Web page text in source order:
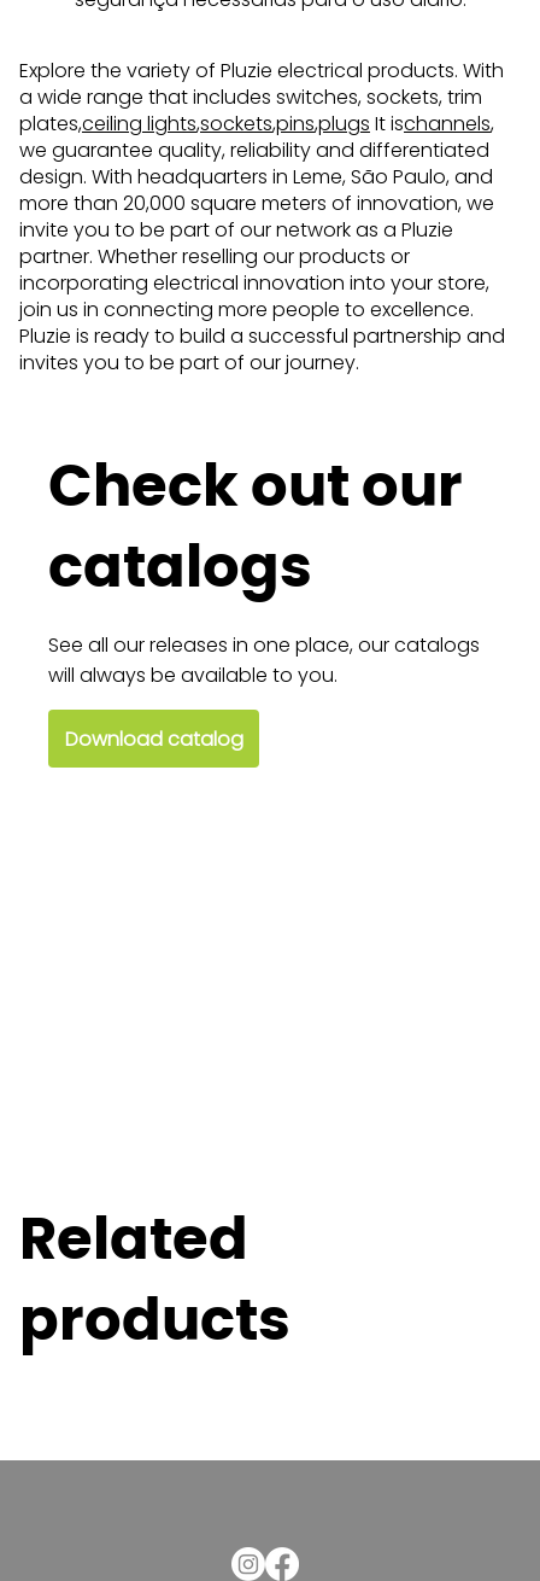
Explore the variety of Pluzie electrical products. With
a wide range that includes switches, sockets, trim
plates,ceiling lights,sockets,pins,plugs It ischannels,
we guarantee quality, reliability and differentiated
design. With headquarters in Leme, São Paulo, and
more than 20,000 square meters of innovation, we
invite you to be part of our network as a Pluzie
partner. Whether reselling our products or
incorporating electrical innovation into your store,
join us in connecting more people to excellence.
Pluzie is ready to build a successful partnership and
invites you to be part of our journey.
Check out our
catalogs
See all our releases in one place, our catalogs
will always be available to you.
Download catalog
Related
products